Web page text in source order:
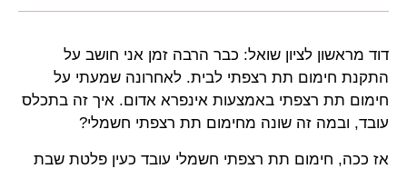
דוד מראשון לציון שואל: כבר הרבה זמן אני חושב על
התקנת חימום תת רצפתי לבית. לאחרונה שמעתי על
חימום תת רצפתי באמצעות אינפרא אדום. איך זה בתכלס
עובד, ובמה זה שונה מחימום תת רצפתי חשמלי?
אז ככה, חימום תת רצפתי חשמלי עובד כעין פלטת שבת